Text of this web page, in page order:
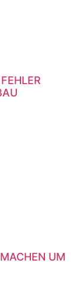
UM